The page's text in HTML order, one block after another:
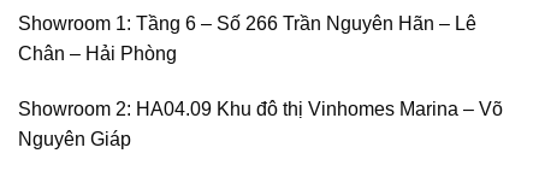
Showroom 1: Tầng 6 – Số 266 Trần Nguyên Hãn – Lê
Chân – Hải Phòng
Showroom 2: HA04.09 Khu đô thị Vinhomes Marina – Võ
Nguyên Giáp